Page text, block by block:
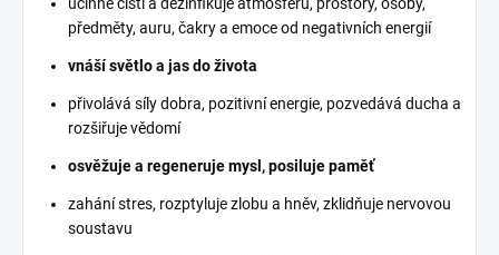
předměty, auru, čakry a emoce od negativních energií
vnáší světlo a jas do života
přivolává síly dobra, pozitivní energie, pozvedává ducha a
rozšiřuje vědomí
osvěžuje a regeneruje mysl, posiluje paměť
zahání stres, rozptyluje zlobu a hněv, zklidňuje nervovou
soustavu